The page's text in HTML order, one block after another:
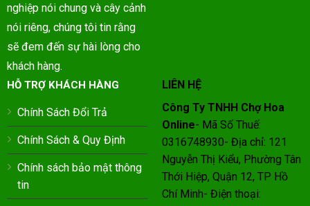
nghiệp nói chung và cây cảnh
nói riêng, chúng tôi tin rằng
sẽ đem đến sự hài lòng cho
khách hàng.
HỖ TRỢ KHÁCH HÀNG
Chính Sách Đổi Trả
Chính Sách & Quy Định
Chính sách bảo mật thông
tin
LIÊN HỆ
Công Ty TNHH Chợ Hoa
Online- Mã Số Thuế:
0316748930- Địa chỉ: 121
Nguyễn Thị Kiểu, Phường Tân
Thới Hiệp, Quận 12, TP Hồ
Chí Minh- Điện thoại: